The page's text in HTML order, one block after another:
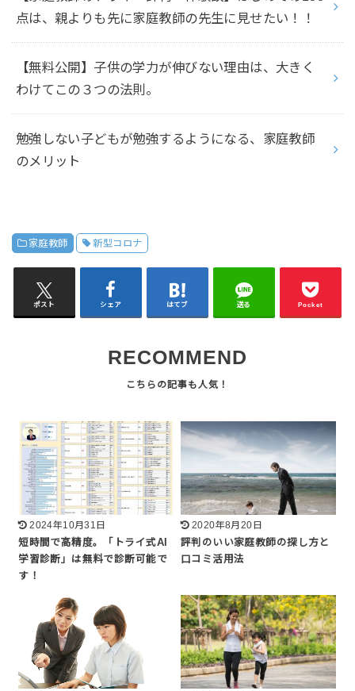
点は、親よりも先に家庭教師の先生に見せたい！！
【無料公開】子供の学力が伸びない理由は、大きく
わけてこの３つの法則。
勉強しない子どもが勉強するようになる、家庭教師
のメリット
家庭教師 新型コロナ
ポスト シェア はてブ 送る Pocket
RECOMMEND
2024年10月31日
短時間で高精度。「トライ式AI
学習診断」は無料で診断可能で
す！
2020年8月20日
評判のいい家庭教師の探し方と
口コミ活用法